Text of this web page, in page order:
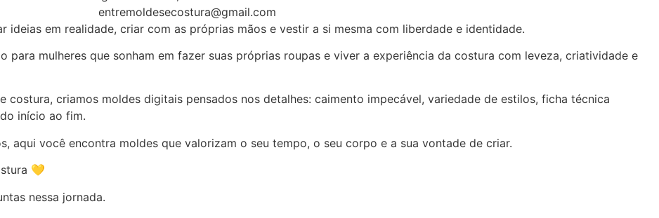
entremoldesecostura@gmail.com
em realidade, criar com as próprias mãos e vestir a si mesma com liberdade e identidade.
para mulheres que sonham em fazer suas próprias roupas e viver a experiência da costura com leveza, criatividade e
costura, criamos moldes digitais pensados nos detalhes: caimento impecável, variedade de estilos, ficha técnica
início ao fim.
aqui você encontra moldes que valorizam o seu tempo, o seu corpo e a sua vontade de criar.
💛
nessa jornada.